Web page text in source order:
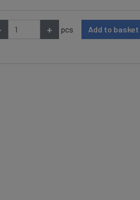
+ pcs Add to basket